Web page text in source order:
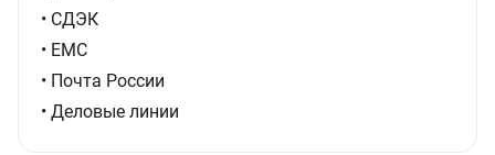
• СДЭК
• ЕМС
• Почта России
• Деловые линии